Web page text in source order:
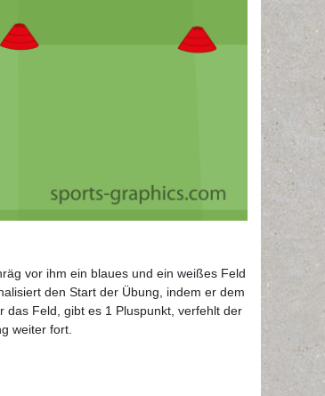
vor ihm ein blaues und ein weißes Feld
den Start der Übung, indem er dem
das Feld, gibt es 1 Pluspunkt, verfehlt der
weiter fort.